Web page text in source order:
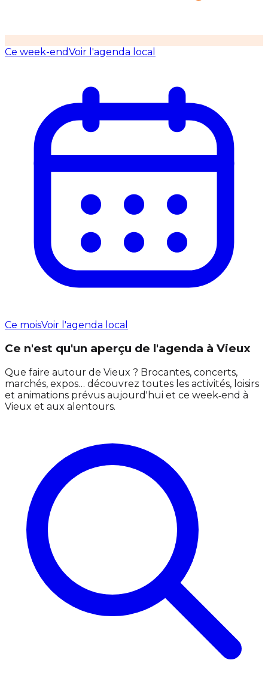
Ce week-endVoir l'agenda local
Ce moisVoir l'agenda local
Ce n'est qu'un aperçu de l'agenda à Vieux
Que faire autour de Vieux ? Brocantes, concerts,
marchés, expos… découvrez toutes les activités, loisirs
et animations prévus aujourd'hui et ce week‑end à
Vieux et aux alentours.